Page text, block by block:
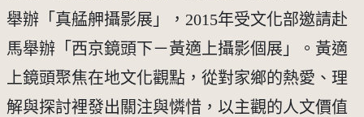
舉辦「真艋舺攝影展」，2015年受文化部邀請赴
馬舉辦「西京鏡頭下－黃適上攝影個展」。黃適
上鏡頭聚焦在地文化觀點，從對家鄉的熱愛、理
解與探討裡發出關注與憐惜，以主觀的人文價值